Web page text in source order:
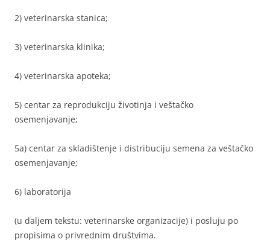
2) veterinarska stanica;
3) veterinarska klinika;
4) veterinarska apoteka;
5) centar za reprodukciju životinja i veštačko
osemenjavanje;
5a) centar za skladištenje i distribuciju semena za veštačko
osemenjavanje;
6) laboratorija
(u daljem tekstu: veterinarske organizacije) i posluju po
propisima o privrednim društvima.